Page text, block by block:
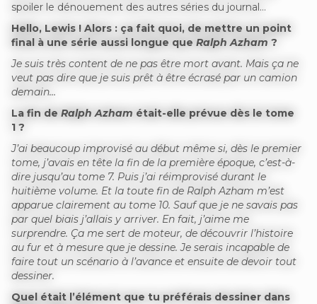
spoiler le dénouement des autres séries du journal…
Hello, Lewis ! Alors : ça fait quoi, de mettre un point
final à une série aussi longue que Ralph Azham ?
Je suis très content de ne pas être mort avant. Mais ça ne
veut pas dire que je suis prêt à être écrasé par un camion
demain…
La fin de Ralph Azham était-elle prévue dès le tome
1 ?
J’ai beaucoup improvisé au début même si, dès le premier
tome, j’avais en tête la fin de la première époque, c’est-à-
dire jusqu’au tome 7. Puis j’ai réimprovisé durant le
huitième volume. Et la toute fin de Ralph Azham m’est
apparue clairement au tome 10. Sauf que je ne savais pas
par quel biais j’allais y arriver. En fait, j’aime me
surprendre. Ça me sert de moteur, de découvrir l’histoire
au fur et à mesure que je dessine. Je serais incapable de
faire tout un scénario à l’avance et ensuite de devoir tout
dessiner.
Quel était l’élément que tu préférais dessiner dans